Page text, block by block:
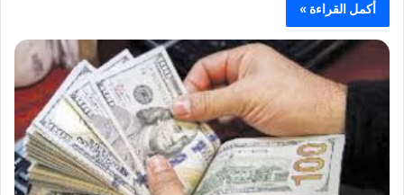
أكمل القراءة »